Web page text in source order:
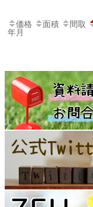
価格 面積 間取
年月